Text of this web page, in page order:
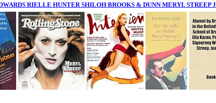
RIELLE HUNTER SHILOH BROOKS & DUNN MERYL STREEP